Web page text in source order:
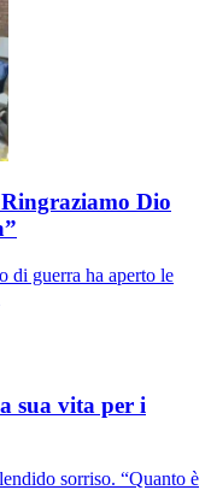
Dio
di guerra ha aperto le
sua vita per i
sorriso. “Quanto è